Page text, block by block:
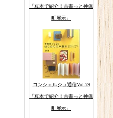
「豆本で紹介！古書っと神保
町展示」
コンシェルジュ通信Vol.79
「豆本で紹介！古書っと神保
町展示」